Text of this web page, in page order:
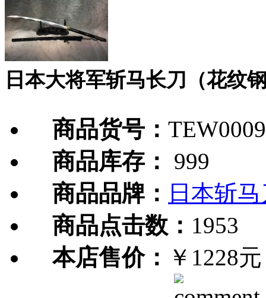
日本大将军斩马长刀（花纹
商品货号：
商品库存：
999
商品品牌： 日本斩
商品点击数： 1953
本店售价： ￥1228元